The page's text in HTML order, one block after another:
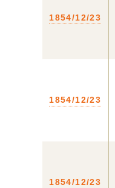
1854/12/23
1854/12/23
1854/12/23